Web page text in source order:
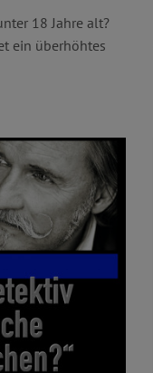
18 Jahre alt?
ein überhöhtes